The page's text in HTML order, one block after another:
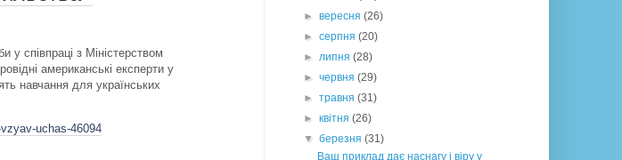
у співпраці з Міністерством
американські експерти у
навчання для українських
uchas-46094
►вересня(26)
►серпня(20)
►липня(28)
►червня(29)
►травня(31)
►квітня(26)
▼березня(31)
Ваш приклад дає наснагу і віру у